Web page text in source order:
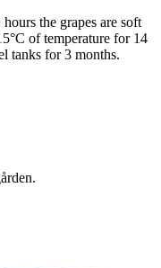
the grapes are soft
of temperature for 14
tanks for 3 months.